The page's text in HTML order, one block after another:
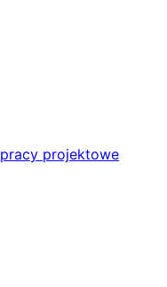
projektowe